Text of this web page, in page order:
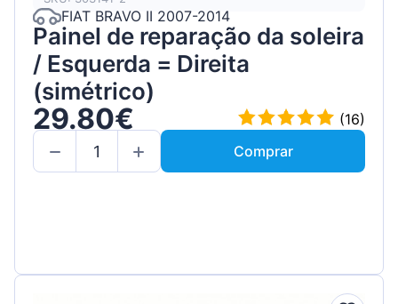
FIAT BRAVO II 2007-2014
Painel de reparação da soleira
/ Esquerda = Direita
(simétrico)
29.80€
(16)
Comprar